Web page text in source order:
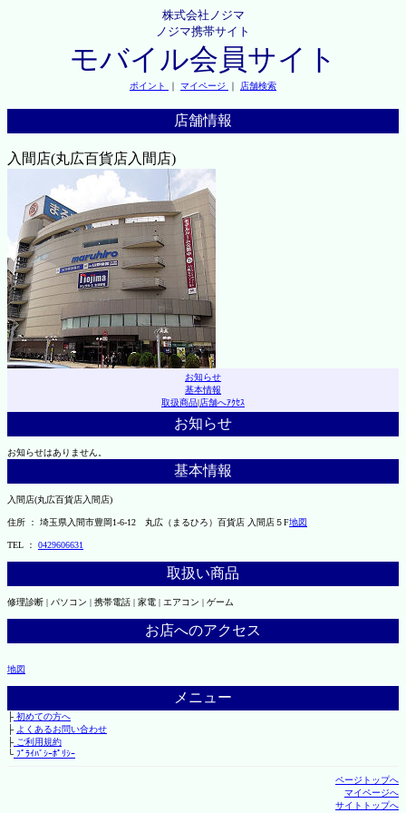
株式会社ノジマ
ノジマ携帯サイト
モバイル会員サイト
ポイント ｜ マイページ ｜ 店舗検索
店舗情報
入間店(丸広百貨店入間店)
お知らせ
基本情報
取扱商品|店舗へｱｸｾｽ
お知らせ
お知らせはありません。
基本情報
入間店(丸広百貨店入間店)
住所 ： 埼玉県入間市豊岡1-6-12 丸広（まるひろ）百貨店 入間店５F地図
TEL ： 0429606631
取扱い商品
修理診断 | パソコン | 携帯電話 | 家電 | エアコン | ゲーム
お店へのアクセス
地図
メニュー
├初めての方へ
├ よくあるお問い合わせ
├ご利用規約
└ﾌﾟﾗｲﾊﾞｼｰﾎﾟﾘｼｰ
ページトップへ
マイページへ
サイトトップへ